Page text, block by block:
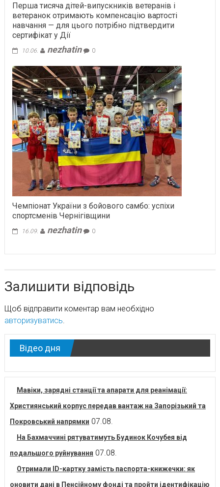
Перша тисяча дітей-випускників ветеранів і
ветеранок отримають компенсацію вартості
навчання — для цього потрібно підтвердити
сертифікат у Дії
10.06. nezhatin 0
Чемпіонат України з бойового самбо: успіхи
спортсменів Чернігівщини
16.09. nezhatin 0
Залишити відповідь
Щоб відправити коментар вам необхідно
авторизуватись
Відео дня
Мавіки, зарядні станції та апарати для реанімації:
Християнський корпус передав вантаж на Запорізький та
Покровський напрямки 07.08.
На Бахмаччині рятуватимуть Будинок Кочубея від
подальшого руйнування 07.08.
Отримали ID-картку замість паспорта-книжечки: як
оновити дані в Пенсійному фонді та пройти ідентифікацію